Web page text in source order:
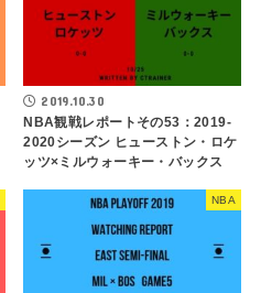
2019.10.30
NBA観戦レポートその53：2019-
2020シーズン ヒューストン・ロケ
ッツ×ミルウォーキー・バックス
NBA